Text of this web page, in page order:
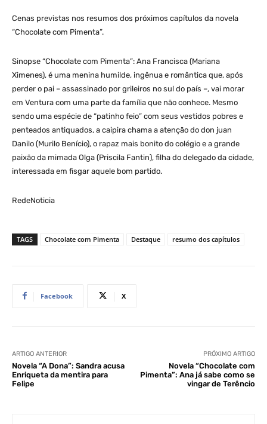
Cenas previstas nos resumos dos próximos capítulos da novela
“Chocolate com Pimenta”.
Sinopse “Chocolate com Pimenta”: Ana Francisca (Mariana
Ximenes), é uma menina humilde, ingênua e romântica que, após
perder o pai – assassinado por grileiros no sul do país –, vai morar
em Ventura com uma parte da família que não conhece. Mesmo
sendo uma espécie de “patinho feio” com seus vestidos pobres e
penteados antiquados, a caipira chama a atenção do don juan
Danilo (Murilo Benício), o rapaz mais bonito do colégio e a grande
paixão da mimada Olga (Priscila Fantin), filha do delegado da cidade,
interessada em fisgar aquele bom partido.
RedeNoticia
TAGS Chocolate com Pimenta Destaque resumo dos capítulos
Facebook X
ARTIGO ANTERIOR
Novela “A Dona”: Sandra acusa
Enriqueta da mentira para
Felipe
PRÓXIMO ARTIGO
Novela “Chocolate com
Pimenta”: Ana já sabe como se
vingar de Terêncio